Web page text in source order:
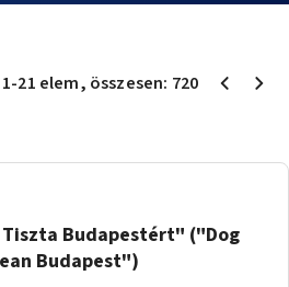
1-21 elem, összesen: 720
Budapestért" ("Dog
Budapest")